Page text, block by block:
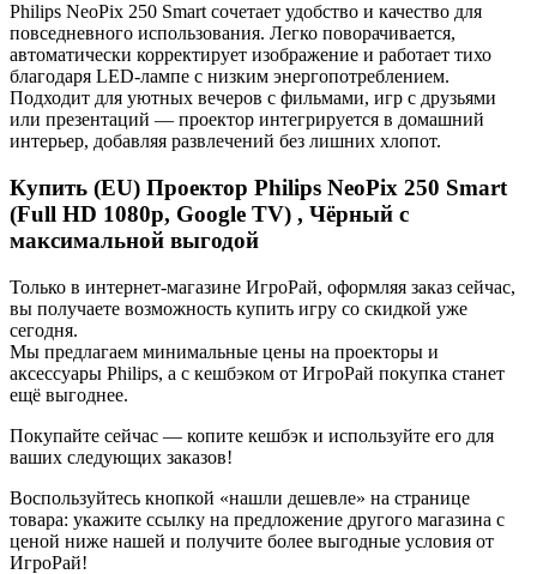
Philips NeoPix 250 Smart сочетает удобство и качество для
повседневного использования. Легко поворачивается,
автоматически корректирует изображение и работает тихо
благодаря LED-лампе с низким энергопотреблением.
Подходит для уютных вечеров с фильмами, игр с друзьями
или презентаций — проектор интегрируется в домашний
интерьер, добавляя развлечений без лишних хлопот.
Купить (EU) Проектор Philips NeoPix 250 Smart
(Full HD 1080p, Google TV) , Чёрный с
максимальной выгодой
Только в интернет-магазине ИгроРай, оформляя заказ сейчас,
вы получаете возможность купить игру со скидкой уже
сегодня.
Мы предлагаем минимальные цены на проекторы и
аксессуары Philips, а с кешбэком от ИгроРай покупка станет
ещё выгоднее.
Покупайте сейчас — копите кешбэк и используйте его для
ваших следующих заказов!
Воспользуйтесь кнопкой «нашли дешевле» на странице
товара: укажите ссылку на предложение другого магазина с
ценой ниже нашей и получите более выгодные условия от
ИгроРай!